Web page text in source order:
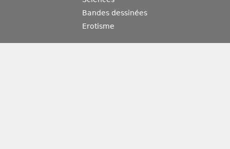
Bandes dessinées
Erotisme